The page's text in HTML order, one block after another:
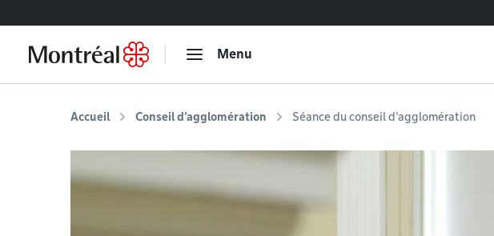
Menu
Accueil Conseil d'agglomération Séance du conseil d'agglomération